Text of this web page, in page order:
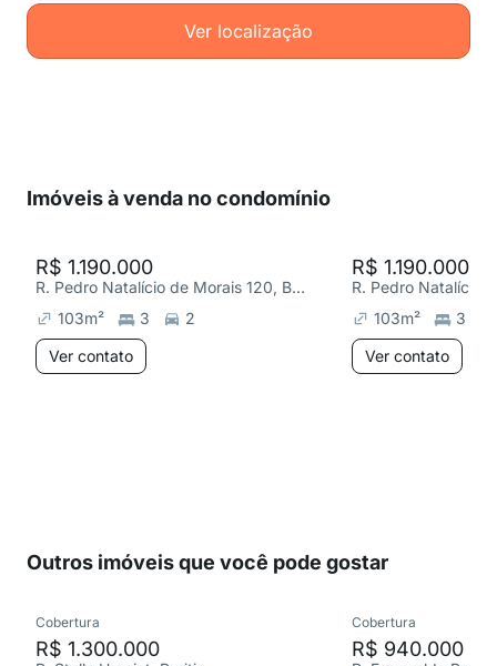
Ver localização
Imóveis à venda no condomínio
R$ 1.190.000
R. Pedro Natalício de Morais 120, Buritis
103m² 3
2
Ver contato
R$ 1.190.000
103m²
3
Ver contato
Outros imóveis que você pode gostar
Cobertura
R$ 1.300.000
Cobertura
R$ 940.000